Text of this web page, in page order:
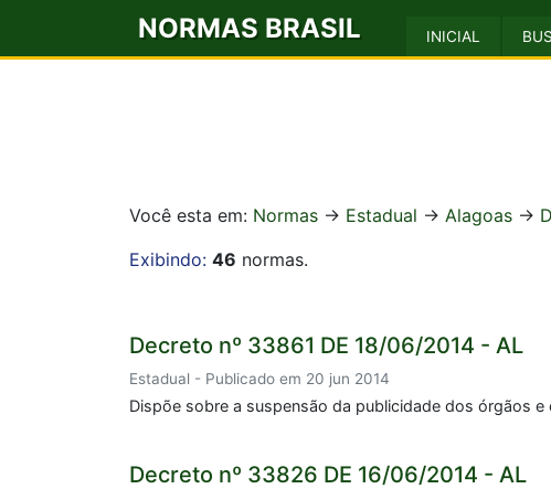
NORMAS BRASIL INICIAL
Você esta em: Normas -> Estadual -> Alagoas ->
Exibindo: 46 normas.
Decreto nº 33861 DE 18/06/2014 - AL
Estadual - Publicado em 20 jun 2014
Dispõe sobre a suspensão da publicidade dos órgãos
Decreto nº 33826 DE 16/06/2014 - AL